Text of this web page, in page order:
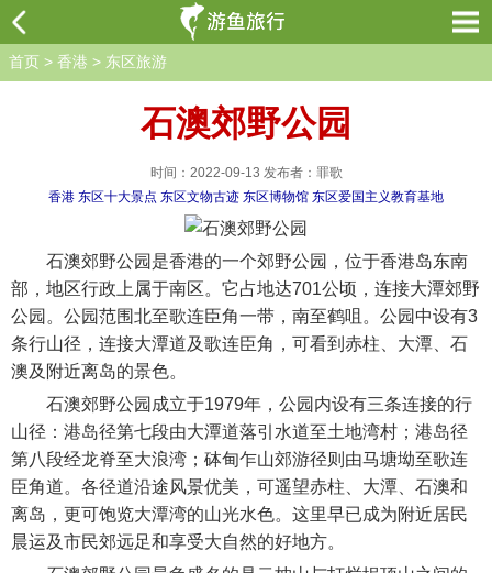
首页 > 香港 > 东区旅游
石澳郊野公园
时间：2022-09-13 发布者：罪歌
香港 东区十大景点 东区文物古迹 东区博物馆 东区爱国主义教育基地
石澳郊野公园是香港的一个郊野公园，位于香港岛东南
部，地区行政上属于南区。它占地达701公顷，连接大潭郊野
公园。公园范围北至歌连臣角一带，南至鹤咀。公园中设有3
条行山径，连接大潭道及歌连臣角，可看到赤柱、大潭、石
澳及附近离岛的景色。
石澳郊野公园成立于1979年，公园内设有三条连接的行
山径：港岛径第七段由大潭道落引水道至土地湾村；港岛径
第八段经龙脊至大浪湾；砵甸乍山郊游径则由马塘坳至歌连
臣角道。各径道沿途风景优美，可遥望赤柱、大潭、石澳和
离岛，更可饱览大潭湾的山光水色。这里早已成为附近居民
晨运及市民郊远足和享受大自然的好地方。